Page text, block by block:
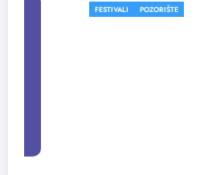
POZORIŠTE